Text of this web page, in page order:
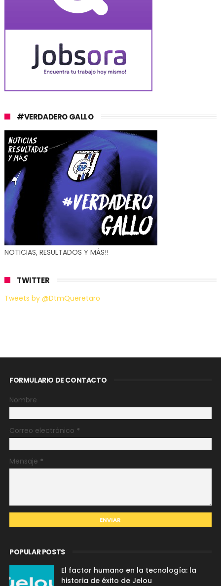
#VERDADERO GALLO
NOTICIAS, RESULTADOS Y MÁS!!
TWITTER
Tweets by @DtmQueretaro
FORMULARIO DE CONTACTO
Nombre
Correo electrónico *
Mensaje *
POPULAR POSTS
El factor humano en la tecnología: la
historia de éxito de Jelou